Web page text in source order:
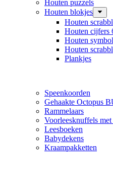
Houten puzzels
Houten blokjes
Houten
Houten cijfers
Houten
Houten
Plankjes
Speenkoorden
Gehaakte Octopus
Rammelaars
Voorleesknuffels
Leesboeken
Babydekens
Kraampakketten